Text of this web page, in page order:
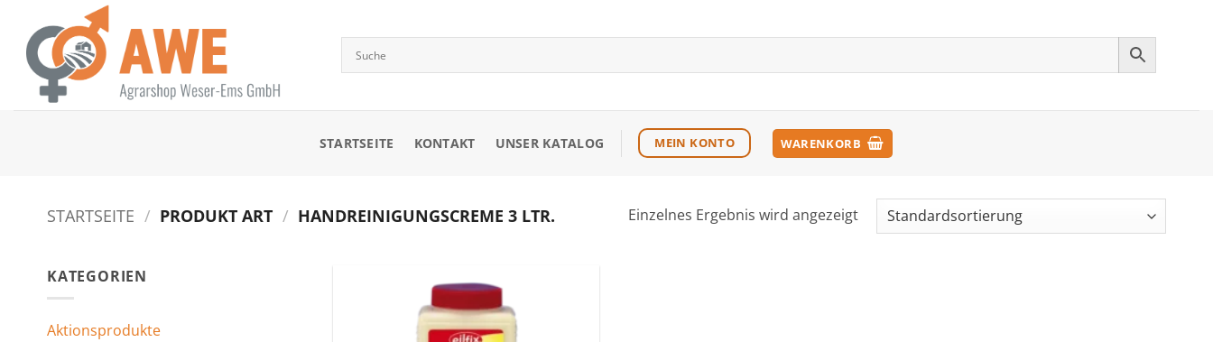
Inhalt
springen
STARTSEITE KONTAKT UNSER KATALOG MEIN KONTO WARENKORB
STARTSEITE / PRODUKT ART / HANDREINIGUNGSCREME 3 LTR. Einzelnes Ergebnis wird angezeigt
KATEGORIEN
Aktionsprodukte